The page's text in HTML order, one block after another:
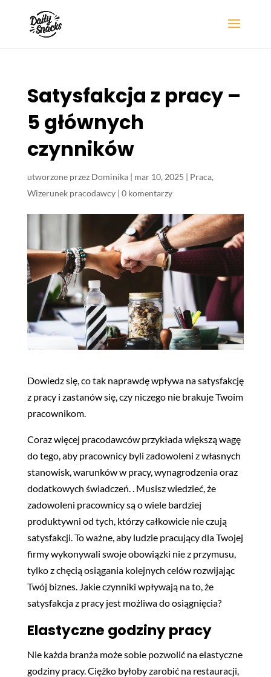
Satysfakcja z pracy –
5 głównych
czynników
utworzone przez Dominika| mar 10, 2025 | Praca,
Wizerunek pracodawcy| 0 komentarzy
Dowiedz się, co tak naprawdę wpływa na satysfakcję
z pracy i zastanów się, czy niczego nie brakuje Twoim
pracownikom.
Coraz więcej pracodawców przykłada większą wagę
do tego, aby pracownicy byli zadowoleni z własnych
stanowisk, warunków w pracy, wynagrodzenia oraz
dodatkowych świadczeń. . Musisz wiedzieć, że
zadowoleni pracownicy są o wiele bardziej
produktywni od tych, którzy całkowicie nie czują
satysfakcji. To ważne, aby ludzie pracujący dla Twojej
firmy wykonywali swoje obowiązki nie z przymusu,
tylko z chęcią osiągania kolejnych celów rozwijając
Twój biznes. Jakie czynniki wpływają na to, że
satysfakcja z pracy jest możliwa do osiągnięcia?
Elastyczne godziny pracy
Nie każda branża może sobie pozwolić na elastyczne
godziny pracy. Ciężko byłoby zarobić na restauracji,